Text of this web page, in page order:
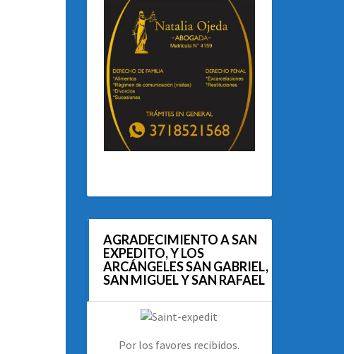
AGRADECIMIENTO A SAN
EXPEDITO, Y LOS
ARCÁNGELES SAN GABRIEL,
SAN MIGUEL Y SAN RAFAEL
Por los favores recibidos.